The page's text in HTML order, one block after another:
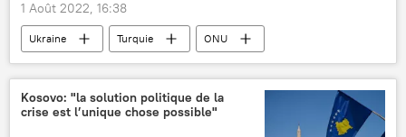
1 Août 2022, 16:38
Ukraine Turquie
ONU
céréales
Russie
Kosovo: "la solution politique de la
crise est l’unique chose possible"